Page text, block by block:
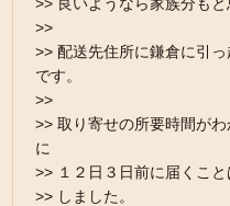
>>
>> 配送先住所に鎌倉に引
です。
>>
>> 取り寄せの所要時間が
に
>> １２日３日前に届くこ
>> しました。